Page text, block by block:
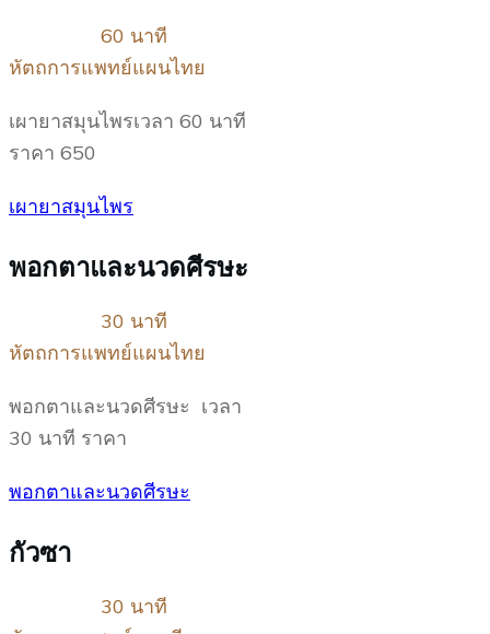
60 นาที
หัตถการแพทย์แผนไทย
เผายาสมุนไพรเวลา 60 นาที
ราคา 650
เผายาสมุนไพร
พอกตาและนวดศีรษะ
30 นาที
หัตถการแพทย์แผนไทย
พอกตาและนวดศีรษะ เวลา
30 นาที ราคา
พอกตาและนวดศีรษะ
กัวซา
30 นาที